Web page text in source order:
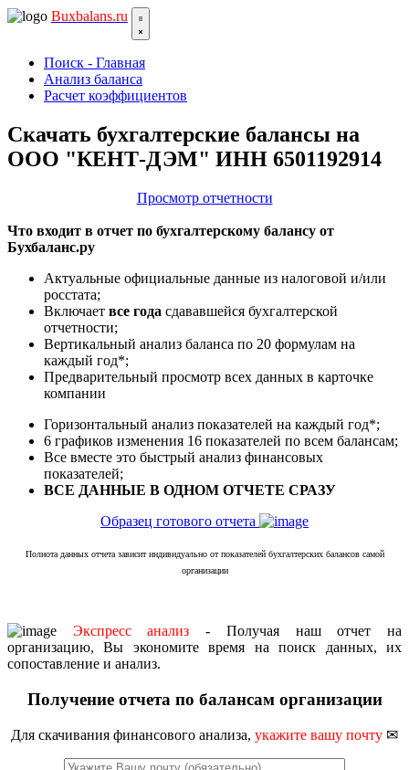
Buxbalans.ru
Поиск - Главная
Анализ баланса
Расчет коэффициентов
Скачать бухгалтерские балансы на
ООО "КЕНТ-ДЭМ" ИНН 6501192914
Просмотр отчетности
Что входит в отчет по бухгалтерскому балансу от
Бухбаланс.ру
Актуальные официальные данные из налоговой и/или
росстата;
Включает все года сдававшейся бухгалтерской
отчетности;
Вертикальный анализ баланса по 20 формулам на
каждый год*;
Предварительный просмотр всех данных в карточке
компании
Горизонтальный анализ показателей на каждый год*;
6 графиков изменения 16 показателей по всем балансам;
Все вместе это быстрый анализ финансовых
показателей;
ВСЕ ДАННЫЕ В ОДНОМ ОТЧЕТЕ СРАЗУ
Образец готового отчета
Полнота данных отчета зависит индивидуально от показателей бухгалтерских балансов самой
организации
Экспресс анализ - Получая наш отчет на
организацию, Вы экономите время на поиск данных, их
сопоставление и анализ.
Получение отчета по балансам организации
Для скачивания финансового анализа, укажите вашу почту ✉